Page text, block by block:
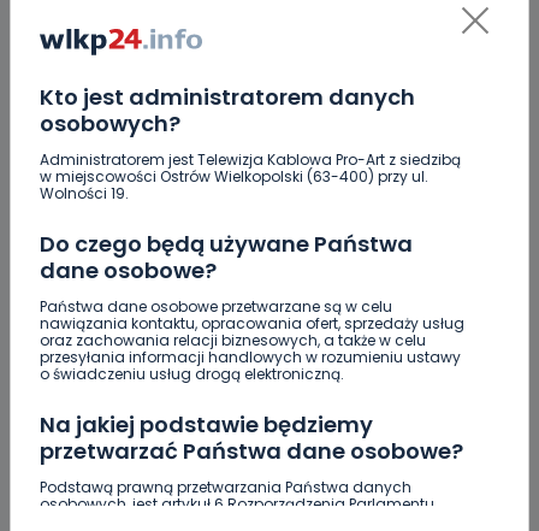
Kto jest administratorem danych
osobowych?
Administratorem jest Telewizja Kablowa Pro-Art z siedzibą
w miejscowości Ostrów Wielkopolski (63-400) przy ul.
Wolności 19.
Do czego będą używane Państwa
dane osobowe?
Państwa dane osobowe przetwarzane są w celu
nawiązania kontaktu, opracowania ofert, sprzedaży usług
oraz zachowania relacji biznesowych, a także w celu
przesyłania informacji handlowych w rozumieniu ustawy
o świadczeniu usług drogą elektroniczną.
Na jakiej podstawie będziemy
przetwarzać Państwa dane osobowe?
Podstawą prawną przetwarzania Państwa danych
osobowych, jest artykuł 6 Rozporządzenia Parlamentu
komunikat sanepidu
Nowe ustalenia w sprawie OZC. Kto spełnił warunki
przetargu, a kto próbował wrócić do gry?
Czy aquapark w Ostrowie powinien powstać?
"Łącznik" w remoncie. Urząd miejski będzie
większy?
Ile jest klimy w szpitalu? Sprawdzamy w regionie
Więcej pieniędzy dla OSP w gminie Ostrów.